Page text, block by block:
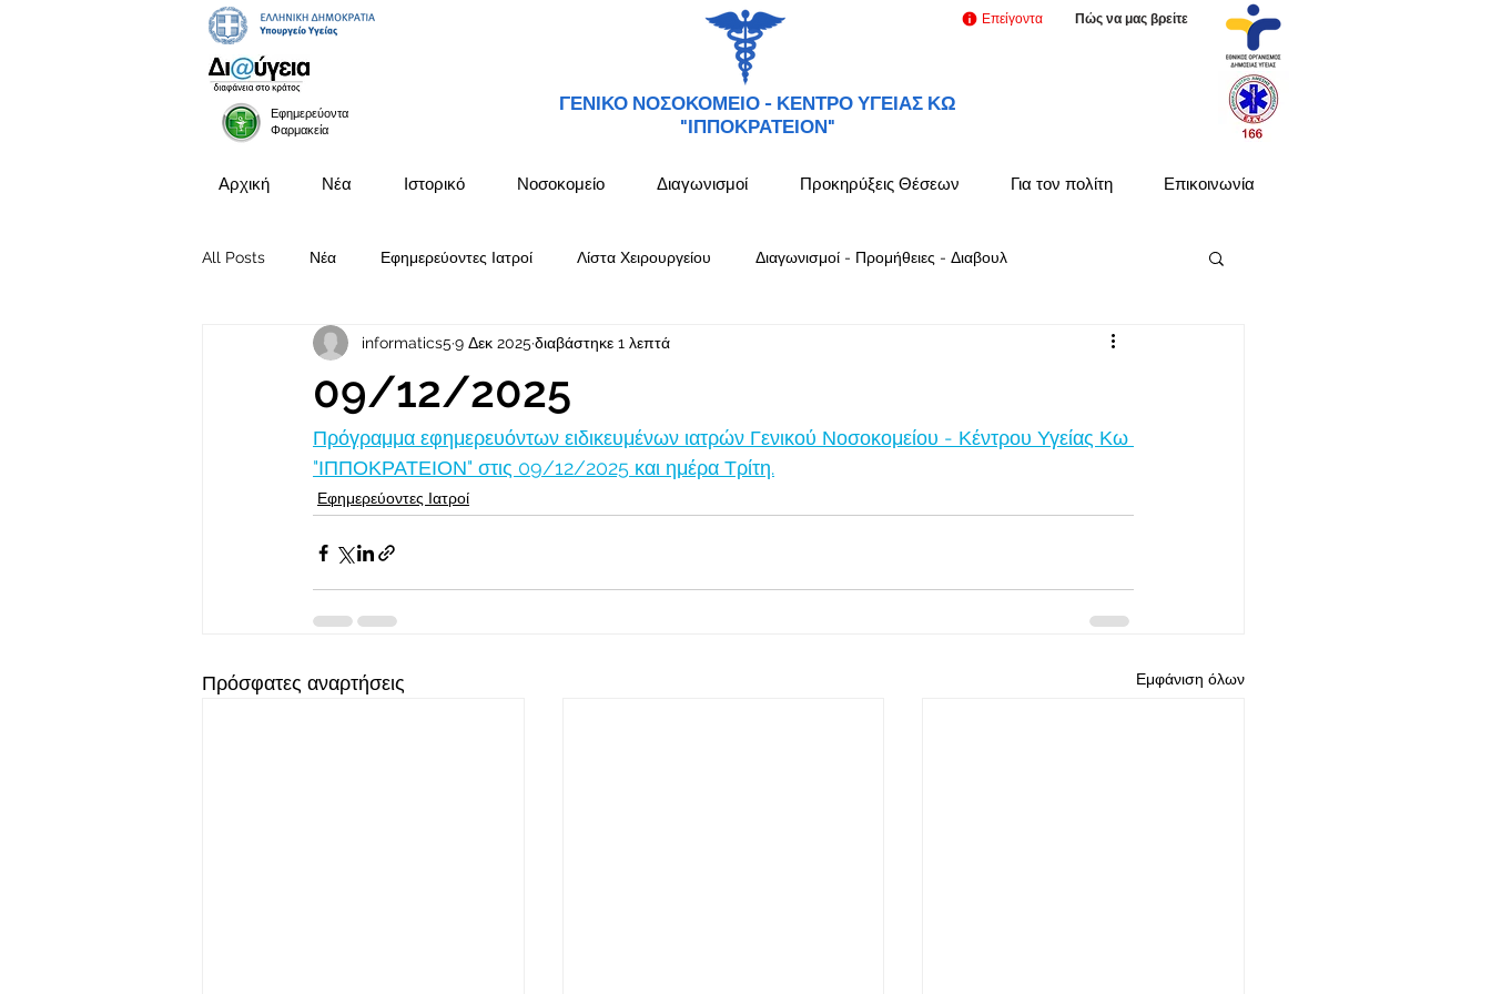
Εφημερεύοντα
Φαρμακεία
ΓΕΝΙΚΟ ΝΟΣΟΚΟΜΕΙΟ - ΚΕΝΤΡΟ ΥΓΕΙΑΣ ΚΩ
"ΙΠΠΟΚΡΑΤΕΙΟΝ"
Επείγοντα Πώς να μας βρείτε
Αρχική Νέα Ιστορικό Νοσοκομείο Διαγωνισμοί Προκηρύξεις Θέσεων Για τον πολίτη Επικοινωνία
All Posts Νέα Εφημερεύοντες Ιατροί Λίστα Χειρουργείου Διαγωνισμοί - Προμήθειες - Διαβουλ
Προκηρύξεις Θέσεων
09/12/2025
informatics5 9 Δεκ 2025 διαβάστηκε 1 λεπτά
Πρόγραμμα εφημερευόντων ειδικευμένων ιατρών Γενικού Νοσοκομείου - Κέντρου Υγείας Κω
"ΙΠΠΟΚΡΑΤΕΙΟΝ" στις 09/12/2025 και ημέρα Τρίτη.
Εφημερεύοντες Ιατροί
Πρόσφατες αναρτήσεις Εμφάνιση όλων